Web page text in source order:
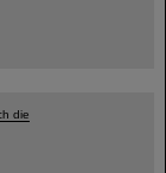
die